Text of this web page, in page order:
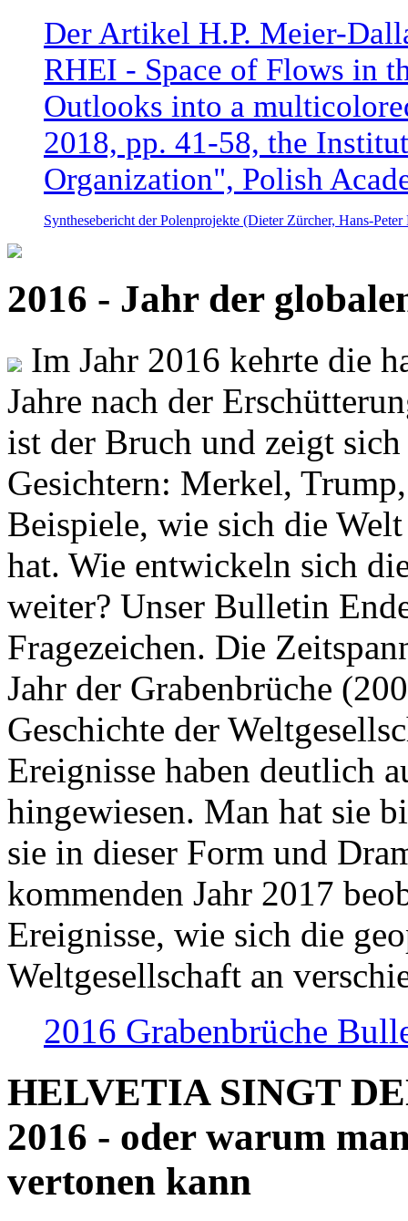
Der Artikel H.P. Meier-
RHEI - Space of Flows in
Outlooks into a
2018, pp. 41-58, the
Organization", Polish
Synthesebericht der Polenprojekte (Dieter Zürcher, Hans-
2016 - Jahr der
Im Jahr 2016 kehrte die
Jahre nach der
ist der Bruch und zeigt
Gesichtern: Merkel,
Beispiele, wie sich die
hat. Wie entwickeln sich
weiter? Unser Bulletin
Fragezeichen. Die
Jahr der Grabenbrüche
Geschichte der
Ereignisse haben deutlich
hingewiesen. Man hat sie
sie in dieser Form und
kommenden Jahr 2017
Ereignisse, wie sich die
Weltgesellschaft an
2016 Grabenbrüche
HELVETIA SINGT
2016 - oder warum
vertonen kann